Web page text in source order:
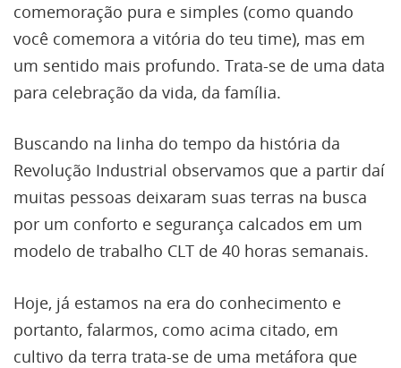
comemoração pura e simples (como quando
você comemora a vitória do teu time), mas em
um sentido mais profundo. Trata-se de uma data
para celebração da vida, da família.
Buscando na linha do tempo da história da
Revolução Industrial observamos que a partir daí
muitas pessoas deixaram suas terras na busca
por um conforto e segurança calcados em um
modelo de trabalho CLT de 40 horas semanais.
Hoje, já estamos na era do conhecimento e
portanto, falarmos, como acima citado, em
cultivo da terra trata-se de uma metáfora que